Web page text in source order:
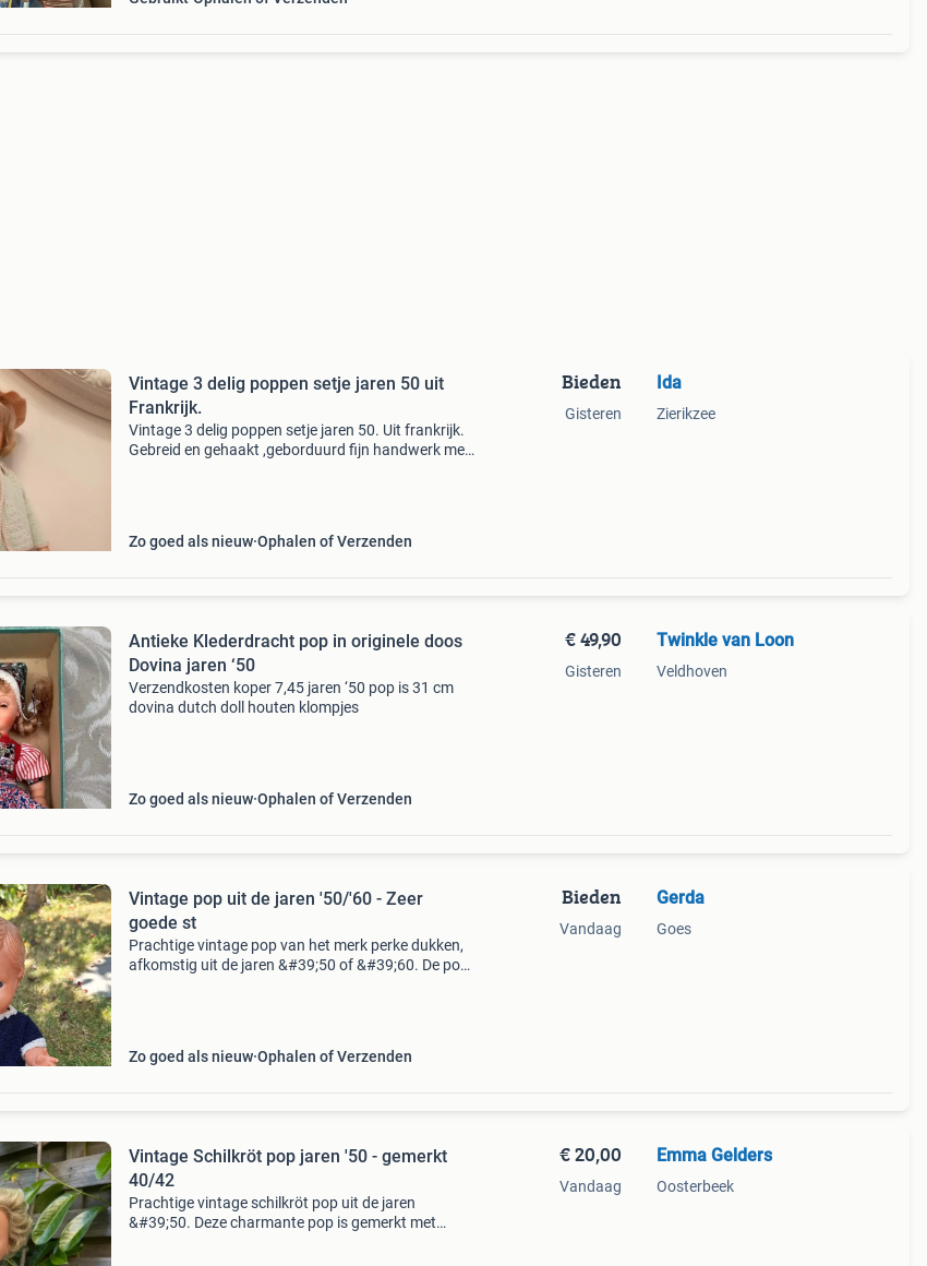
Vintage 3 delig poppen setje jaren 50 uit
Frankrijk.
Vintage 3 delig poppen setje jaren 50. Uit frankrijk.
Gebreid en gehaakt ,geborduurd fijn handwerk met
Zo goed als nieuw Ophalen of Verzenden
Bieden
Gisteren
Ida
Zierikzee
Antieke Klederdracht pop in originele doos
Dovina jaren ‘50
Verzendkosten koper 7,45 jaren ‘50 pop is 31 cm
dovina dutch doll houten klompjes
Zo goed als nieuw Ophalen of Verzenden
€ 49,90
Gisteren
Twinkle van Loon
Veldhoven
Vintage pop uit de jaren '50/'60 - Zeer
goede st
Prachtige vintage pop van het merk perke dukken,
afkomstig uit de jaren &#39;50 of &#39;60. De pop
Zo goed als nieuw Ophalen of Verzenden
Bieden
Vandaag
Gerda
Goes
Vintage Schilkröt pop jaren '50 - gemerkt
40/42
Prachtige vintage schilkröt pop uit de jaren
&#39;50. Deze charmante pop is gemerkt met
€ 20,00
Vandaag
Emma Gelders
Oosterbeek